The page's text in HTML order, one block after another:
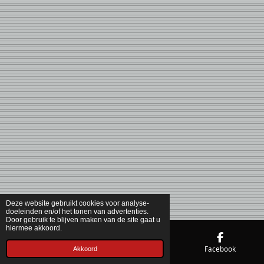
Deze website gebruikt cookies voor analyse-
doeleinden en/of het tonen van advertenties.
Door gebruik te blijven maken van de site gaat u
hiermee akkoord.
Akkoord
Telefoonnummer Facebook